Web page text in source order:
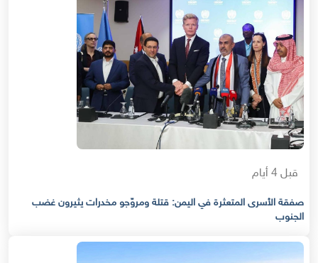
قبل 4 أيام
صفقة الأسرى المتعثرة في اليمن: قتلة ومروّجو مخدرات يثيرون غضب
الجنوب